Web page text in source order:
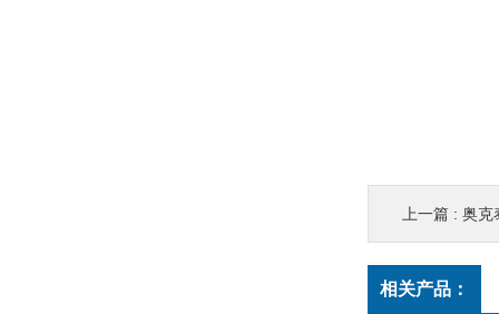
上一篇 : 奥克
相关产品：